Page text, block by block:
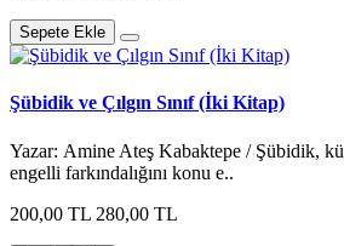
Sepete Ekle
Şübidik ve Çılgın Sınıf (İki Kitap)
Yazar: Amine Ateş Kabaktepe / Şübidik,
engelli farkındalığını konu e..
200,00 TL 280,00 TL